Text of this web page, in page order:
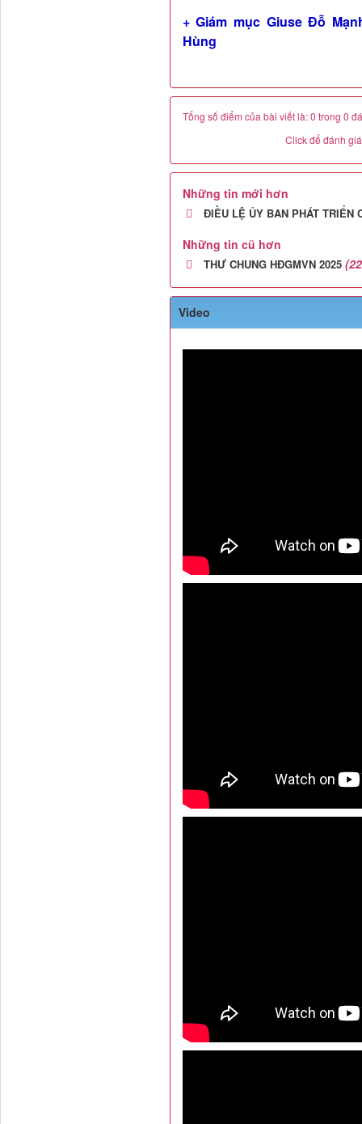
+ Giám mục Giuse Đỗ
Hùng
Tổng số điểm của bài viết là: 0 trong 0
Click để đánh
Những tin mới hơn
ĐIỀU LỆ ỦY BAN PHÁT TRIỂN
Những tin cũ hơn
THƯ CHUNG HĐGMVN 2025
Video